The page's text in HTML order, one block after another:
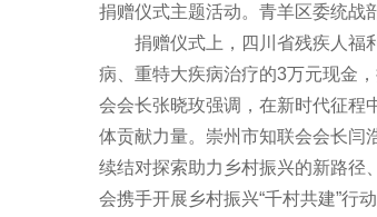
捐赠仪式主题活动。青羊区委统战
捐赠仪式上，四川省残疾人福利
病、重特大疾病治疗的3万元现金
会会长张晓玫强调，在新时代征程
体贡献力量。崇州市知联会会长闫
续结对探索助力乡村振兴的新路径
会携手开展乡村振兴“千村共建”行